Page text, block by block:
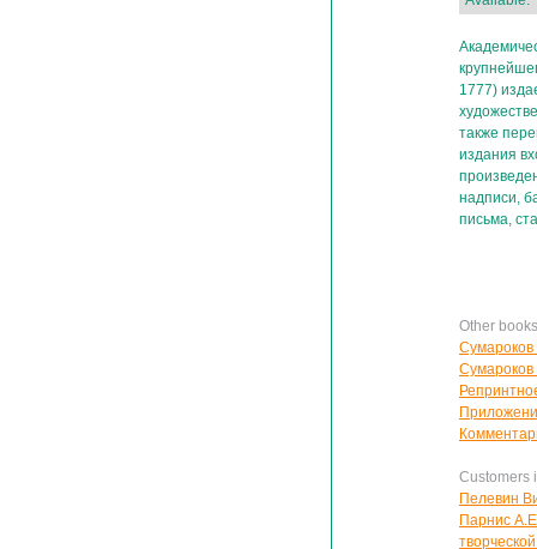
1777)
также
издания
надписи,
письма,
Other
Сумароков
Customers
Пелевин
Парнис